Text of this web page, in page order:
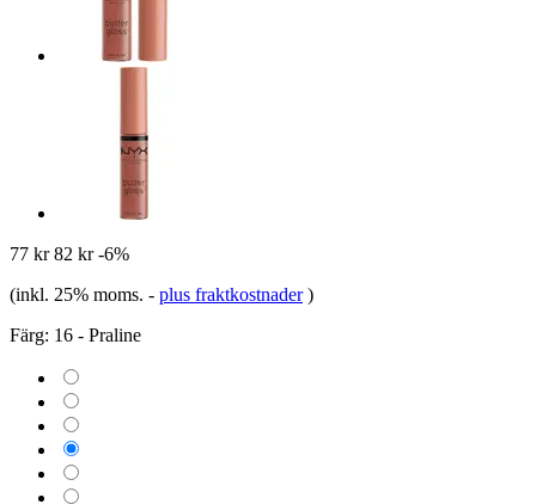
77 kr 82 kr -6%
(inkl. 25% moms. - plus fraktkostnader )
Färg: 16 - Praline